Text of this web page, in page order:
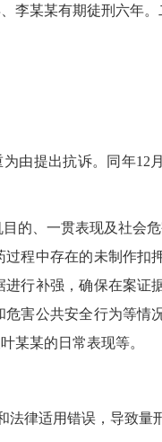
李某某有期徒刑六年。
由提出抗诉。同年12
的、一贯表现及社会
程中存在的未制作扣
行补强，确保在案证
害公共安全行为等情
某某的日常表现等。
法律适用错误，导致量